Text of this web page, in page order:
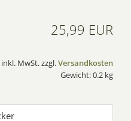
25,99 EUR
inkl. MwSt. zzgl.Versandkosten
Gewicht: 0.2 kg